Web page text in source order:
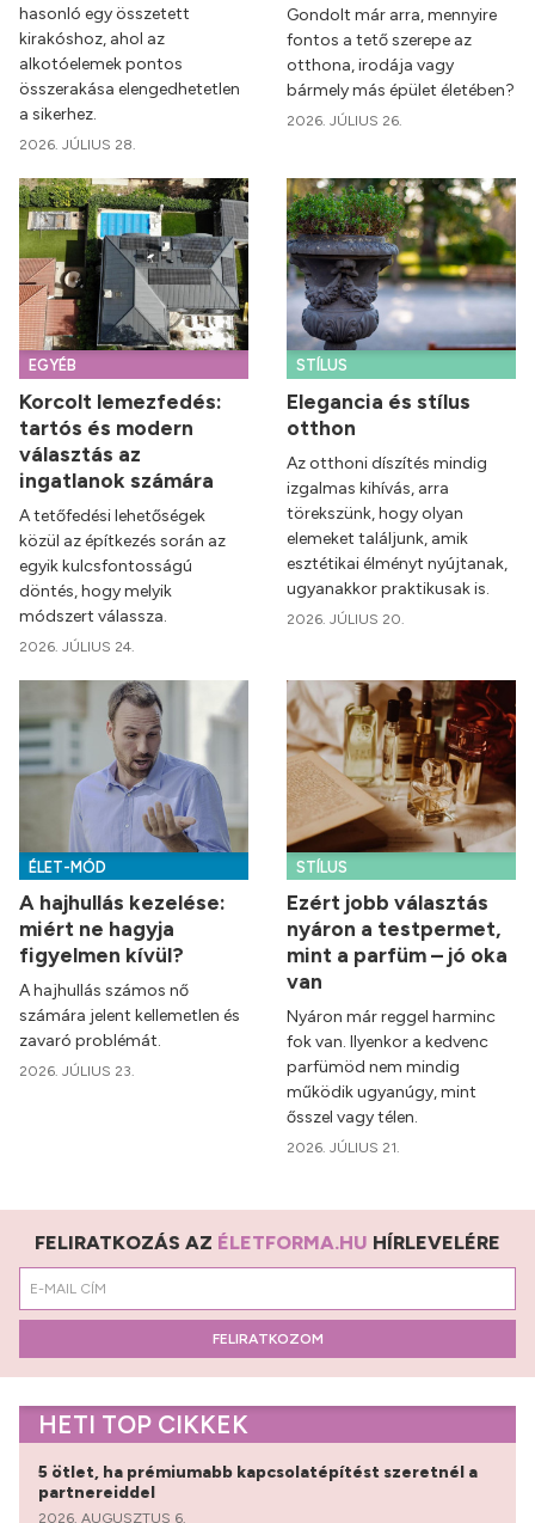
hasonló egy összetett
kirakóshoz, ahol az
alkotóelemek pontos
összerakása elengedhetetlen
a sikerhez.
2026. JÚLIUS 28.
Gondolt már arra, mennyire
fontos a tető szerepe az
otthona, irodája vagy
bármely más épület életében?
2026. JÚLIUS 26.
EGYÉB
Korcolt lemezfedés:
tartós és modern
választás az
ingatlanok számára
A tetőfedési lehetőségek
közül az építkezés során az
egyik kulcsfontosságú
döntés, hogy melyik
módszert válassza.
2026. JÚLIUS 24.
STÍLUS
Elegancia és stílus
otthon
Az otthoni díszítés mindig
izgalmas kihívás, arra
törekszünk, hogy olyan
elemeket találjunk, amik
esztétikai élményt nyújtanak,
ugyanakkor praktikusak is.
2026. JÚLIUS 20.
ÉLET-MÓD
A hajhullás kezelése:
miért ne hagyja
figyelmen kívül?
A hajhullás számos nő
számára jelent kellemetlen és
zavaró problémát.
2026. JÚLIUS 23.
STÍLUS
Ezért jobb választás
nyáron a testpermet,
mint a parfüm – jó oka
van
Nyáron már reggel harminc
fok van. Ilyenkor a kedvenc
parfümöd nem mindig
működik ugyanúgy, mint
ősszel vagy télen.
2026. JÚLIUS 21.
FELIRATKOZÁS AZ ÉLETFORMA.HU HÍRLEVELÉRE
FELIRATKOZOM
HETI TOP CIKKEK
5 ötlet, ha prémiumabb kapcsolatépítést szeretnél a
partnereiddel
2026. AUGUSZTUS 6.